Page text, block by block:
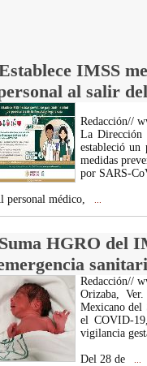
IMSS
al salir
Redacción//
La Dirección
estableció un
medidas
por SARS-
personal médico,
Suma HGRO del
Redacción//
Orizaba,
Mexicano del
el COVID-
vigilancia
Del 28 de